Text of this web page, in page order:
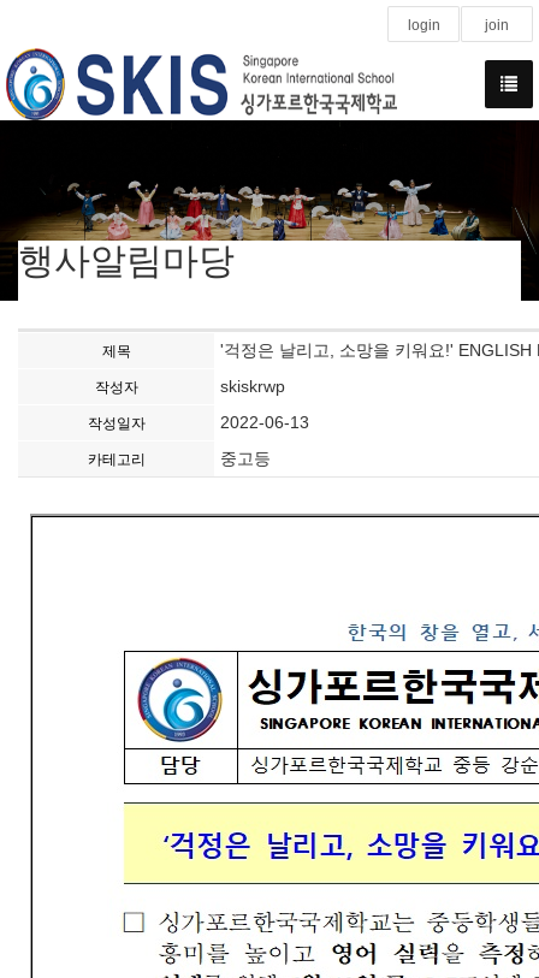
login join
행사알림마당
제목 '걱정은 날리고, 소망을 키워요!' ENGLISH
작성자 skiskrwp
작성일자 2022-06-13
카테고리 중고등